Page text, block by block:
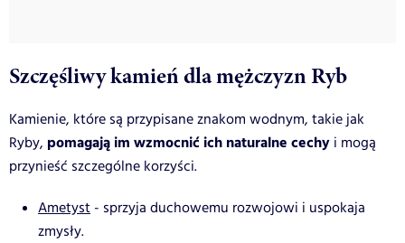
Szczęśliwy kamień dla mężczyzn Ryb
Kamienie, które są przypisane znakom wodnym, takie jak
Ryby, pomagają im wzmocnić ich naturalne cechy i mogą
przynieść szczególne korzyści.
Ametyst - sprzyja duchowemu rozwojowi i uspokaja
zmysły.